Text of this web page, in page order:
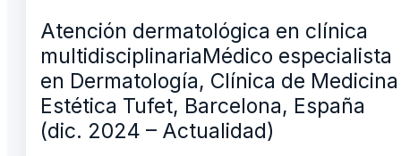
Atención dermatológica en clínica
multidisciplinariaMédico especialista
en Dermatología, Clínica de Medicina
Estética Tufet, Barcelona, España
(dic. 2024 – Actualidad)